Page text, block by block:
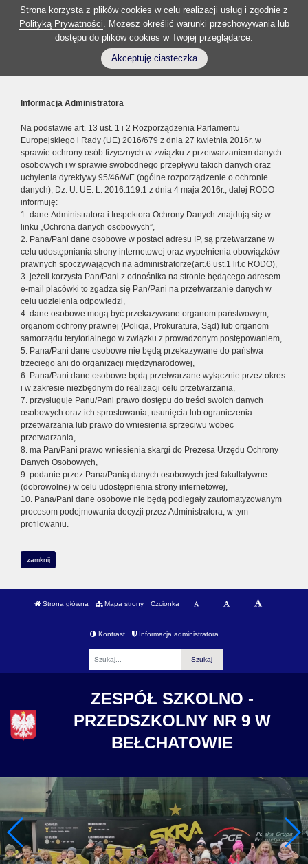
Strona korzysta z plików cookies w celu realizacji usług i zgodnie z
Polityką Prywatności. Możesz określić warunki przechowywania lub
dostępu do plików cookies w Twojej przeglądarce.
Akceptuję ciasteczka
Informacja Administratora
Na podstawie art. 13 ust. 1 i 2 Rozporządzenia Parlamentu
Europejskiego i Rady (UE) 2016/679 z dnia 27 kwietnia 2016r. w
sprawie ochrony osób fizycznych w związku z przetwarzaniem danych
osobowych i w sprawie swobodnego przepływu takich danych oraz
uchylenia dyrektywy 95/46/WE (ogólne rozporządzenie o ochronie
danych), Dz. U. UE. L. 2016.119.1 z dnia 4 maja 2016r., dalej RODO
informuję:
1. dane Administratora i Inspektora Ochrony Danych znajdują się w
linku „Ochrona danych osobowych”,
2. Pana/Pani dane osobowe w postaci adresu IP, są przetwarzane w
celu udostępniania strony internetowej oraz wypełnienia obowiązków
prawnych spoczywających na administratorze(art.6 ust.1 lit.c RODO),
3. jeżeli korzysta Pan/Pani z odnośnika na stronie będącego adresem
e-mail placówki to zgadza się Pan/Pani na przetwarzanie danych w
celu udzielenia odpowiedzi,
4. dane osobowe mogą być przekazywane organom państwowym,
organom ochrony prawnej (Policja, Prokuratura, Sąd) lub organom
samorządu terytorialnego w związku z prowadzonym postępowaniem,
5. Pana/Pani dane osobowe nie będą przekazywane do państwa
trzeciego ani do organizacji międzynarodowej,
6. Pana/Pani dane osobowe będą przetwarzane wyłącznie przez okres
i w zakresie niezbędnym do realizacji celu przetwarzania,
7. przysługuje Panu/Pani prawo dostępu do treści swoich danych
osobowych oraz ich sprostowania, usunięcia lub ograniczenia
przetwarzania lub prawo do wniesienia sprzeciwu wobec
przetwarzania,
8. ma Pan/Pani prawo wniesienia skargi do Prezesa Urzędu Ochrony
Danych Osobowych,
9. podanie przez Pana/Panią danych osobowych jest fakultatywne
(dobrowolne) w celu udostępnienia strony internetowej,
10. Pana/Pani dane osobowe nie będą podlegały zautomatyzowanym
procesom podejmowania decyzji przez Administratora, w tym
profilowaniu.
zamknij
Strona główna Mapa strony Czcionka
Kontrast Informacja administratora
ZESPÓŁ SZKOLNO -
PRZEDSZKOLNY NR 9 W
BEŁCHATOWIE